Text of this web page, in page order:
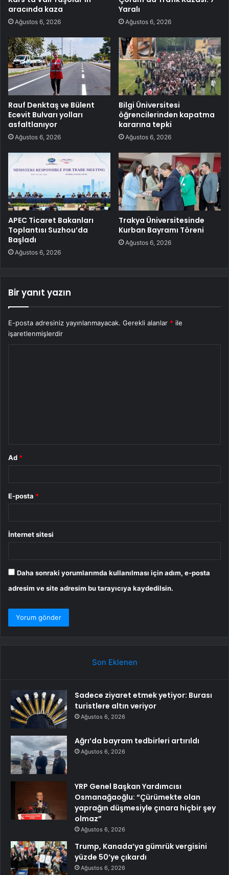
aracında kaza
Ağustos 6, 2026
Yaralı
Ağustos 6, 2026
Rauf Denktaş ve Bülent
Ecevit Bulvarı yolları
asfaltlanıyor
Ağustos 6, 2026
Bilgi Üniversitesi
öğrencilerinden kapatma
kararına tepki
Ağustos 6, 2026
APEC Ticaret Bakanları
Toplantısı Suzhou’da
Başladı
Ağustos 6, 2026
Trakya Üniversitesinde
Kurban Bayramı Töreni
Ağustos 6, 2026
Bir yanıt yazın
E-posta adresiniz yayınlanmayacak. Gerekli alanlar * ile
işaretlenmişlerdir
Ad *
E-posta *
İnternet sitesi
Daha sonraki yorumlarımda kullanılması için adım, e-posta
adresim ve site adresim bu tarayıcıya kaydedilsin.
Son Eklenen
Sadece ziyaret etmek yetiyor: Burası
turistlere altın veriyor
Ağustos 6, 2026
Ağrı’da bayram tedbirleri artırıldı
Ağustos 6, 2026
YRP Genel Başkan Yardımcısı
Osmanağaoğlu: “Çürümekte olan
yaprağın düşmesiyle çınara hiçbir şey
olmaz”
Ağustos 6, 2026
Trump, Kanada’ya gümrük vergisini
yüzde 50’ye çıkardı
Ağustos 6, 2026